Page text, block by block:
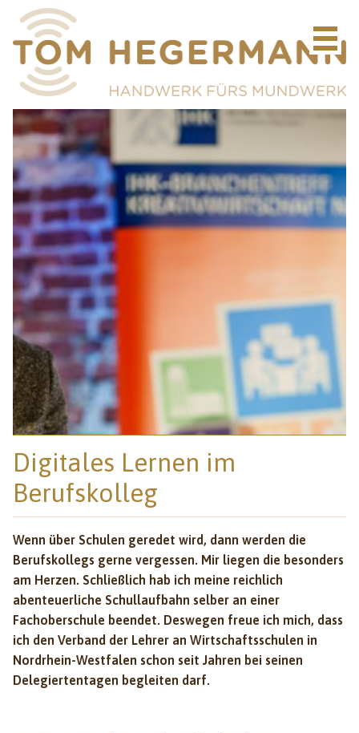
Digitales Lernen im
Berufskolleg
Wenn über Schulen geredet wird, dann werden die
Berufskollegs gerne vergessen. Mir liegen die besonders
am Herzen. Schließlich hab ich meine reichlich
abenteuerliche Schullaufbahn selber an einer
Fachoberschule beendet. Deswegen freue ich mich, dass
ich den Verband der Lehrer an Wirtschaftsschulen in
Nordrhein-Westfalen schon seit Jahren bei seinen
Delegiertentagen begleiten darf.